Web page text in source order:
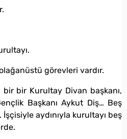
görevleri vardır.
bir bir Kurultay Divan başkanı,
Başkanı Aykut Diş… Beş
İşçisiyle aydınıyla kurultayı beş